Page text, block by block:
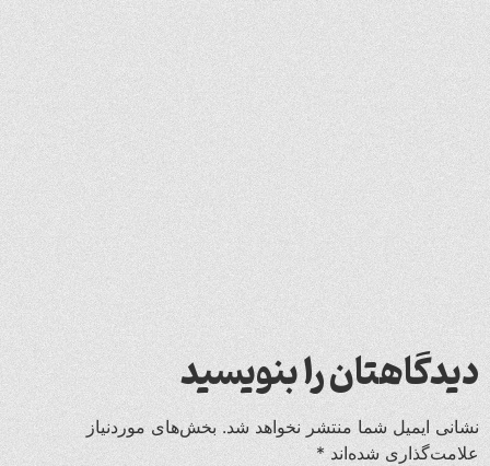
دیدگاهتان را بنویسید
نشانی ایمیل شما منتشر نخواهد شد. بخش‌های موردنیاز
علامت‌گذاری شده‌اند *